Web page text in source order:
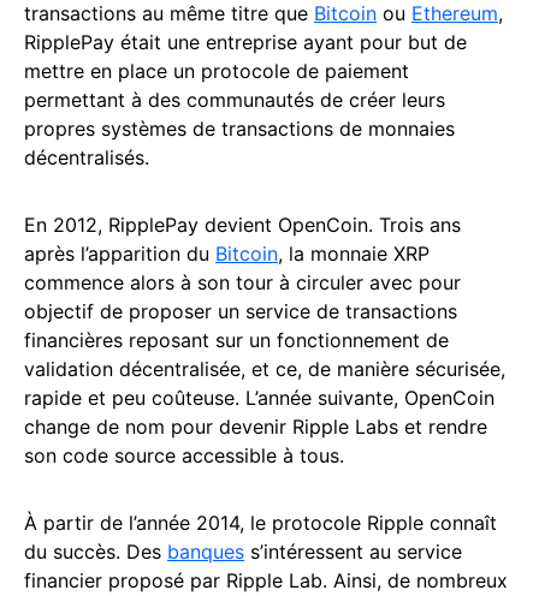
transactions au même titre que Bitcoin ou Ethereum,
RipplePay était une entreprise ayant pour but de
mettre en place un protocole de paiement
permettant à des communautés de créer leurs
propres systèmes de transactions de monnaies
décentralisés.
En 2012, RipplePay devient OpenCoin. Trois ans
après l’apparition du Bitcoin, la monnaie XRP
commence alors à son tour à circuler avec pour
objectif de proposer un service de transactions
financières reposant sur un fonctionnement de
validation décentralisée, et ce, de manière sécurisée,
rapide et peu coûteuse. L’année suivante, OpenCoin
change de nom pour devenir Ripple Labs et rendre
son code source accessible à tous.
À partir de l’année 2014, le protocole Ripple connaît
du succès. Des banques s’intéressent au service
financier proposé par Ripple Lab. Ainsi, de nombreux